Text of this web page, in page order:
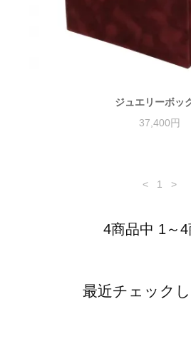
ジュエリーボッ
37,400円
< 1 >
4商品中 1～4
最近チェック